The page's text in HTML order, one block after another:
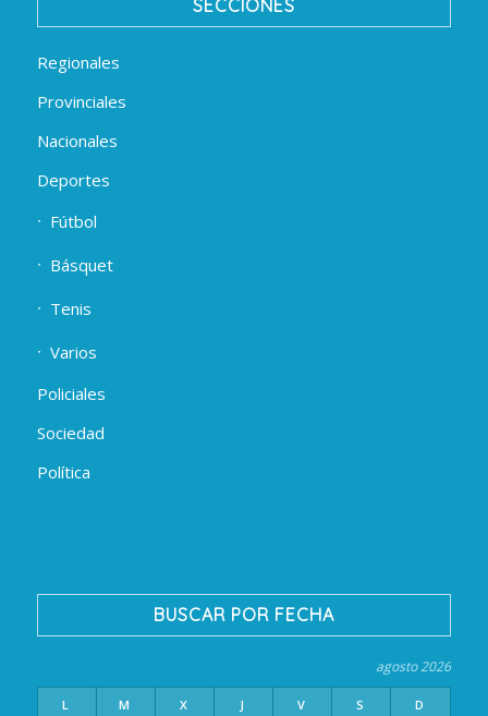
SECCIONES
Regionales
Provinciales
Nacionales
Deportes
Fútbol
Básquet
Tenis
Varios
Policiales
Sociedad
Política
BUSCAR POR FECHA
agosto 2026
L M X J V S D